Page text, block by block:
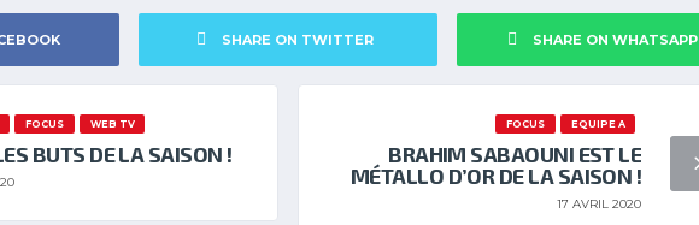
SHARE ON TWITTER SHARE ON WHATSAPP
FOCUS WEB TV
BUTS DE LA SAISON !
EQUIPE A
FOCUS
BRAHIM SABAOUNI EST LE
MÉTALLO D’OR DE LA SAISON !
17 AVRIL 2020